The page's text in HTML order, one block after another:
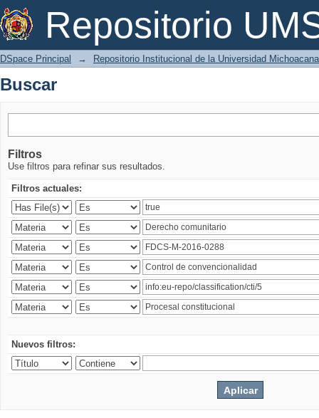
Repositorio
Buscar
DSpace Principal → Repositorio Institucional de la Universidad
Buscar
Filtros
Use filtros para refinar sus resultados.
Filtros actuales:
Nuevos filtros: